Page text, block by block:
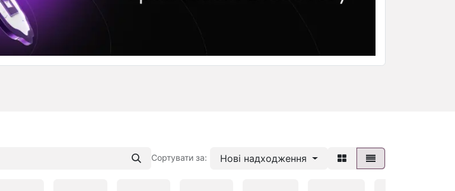
Сортувати за: Нові надходження